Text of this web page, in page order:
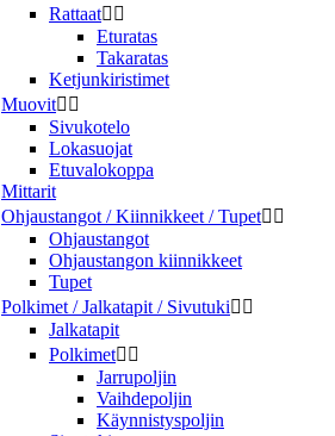
Rattaat 
Eturatas
Takaratas
Ketjunkiristimet
Muovit 
Sivukotelo
Lokasuojat
Etuvalokoppa
Mittarit
Ohjaustangot / Kiinnikkeet / Tupet 
Ohjaustangot
Ohjaustangon kiinnikkeet
Tupet
Polkimet / Jalkatapit / Sivutuki 
Jalkatapit
Polkimet 
Jarrupoljin
Vaihdepoljin
Käynnistyspoljin